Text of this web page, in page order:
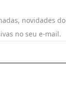
novidades
no seu e-mail.